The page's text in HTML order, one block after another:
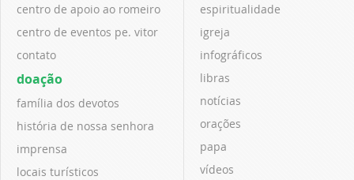
centro de apoio ao romeiro
centro de eventos pe. vitor
contato
doação
família dos devotos
história de nossa senhora
imprensa
locais turísticos
espiritualidade
igreja
infográficos
libras
notícias
orações
papa
vídeos